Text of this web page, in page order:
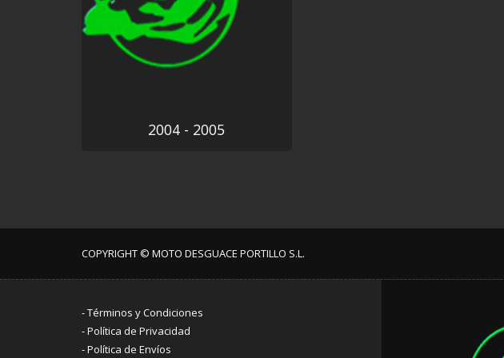
2004 - 2005
COPYRIGHT © MOTO DESGUACE PORTILLO S.L.
-Términos y Condiciones
-Política de Privacidad
-Política de Envíos